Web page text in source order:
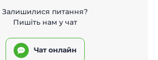
Залишилися питання?
Пишіть нам у чат
Чат онлайн